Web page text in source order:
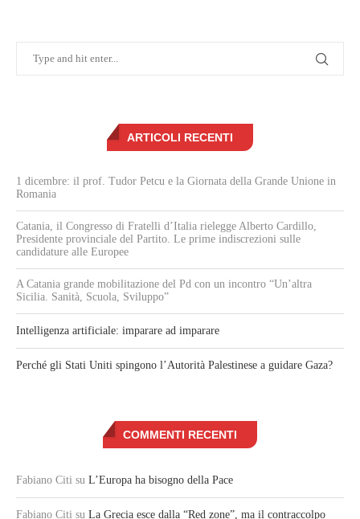
ARTICOLI RECENTI
1 dicembre: il prof. Tudor Petcu e la Giornata della Grande Unione in
Romania
Catania, il Congresso di Fratelli d’Italia rielegge Alberto Cardillo,
Presidente provinciale del Partito. Le prime indiscrezioni sulle
candidature alle Europee
A Catania grande mobilitazione del Pd con un incontro “Un’altra
Sicilia. Sanità, Scuola, Sviluppo”
Intelligenza artificiale: imparare ad imparare
Perché gli Stati Uniti spingono l’Autorità Palestinese a guidare Gaza?
COMMENTI RECENTI
Fabiano Citi su L’Europa ha bisogno della Pace
Fabiano Citi su La Grecia esce dalla “Red zone”, ma il contraccolpo